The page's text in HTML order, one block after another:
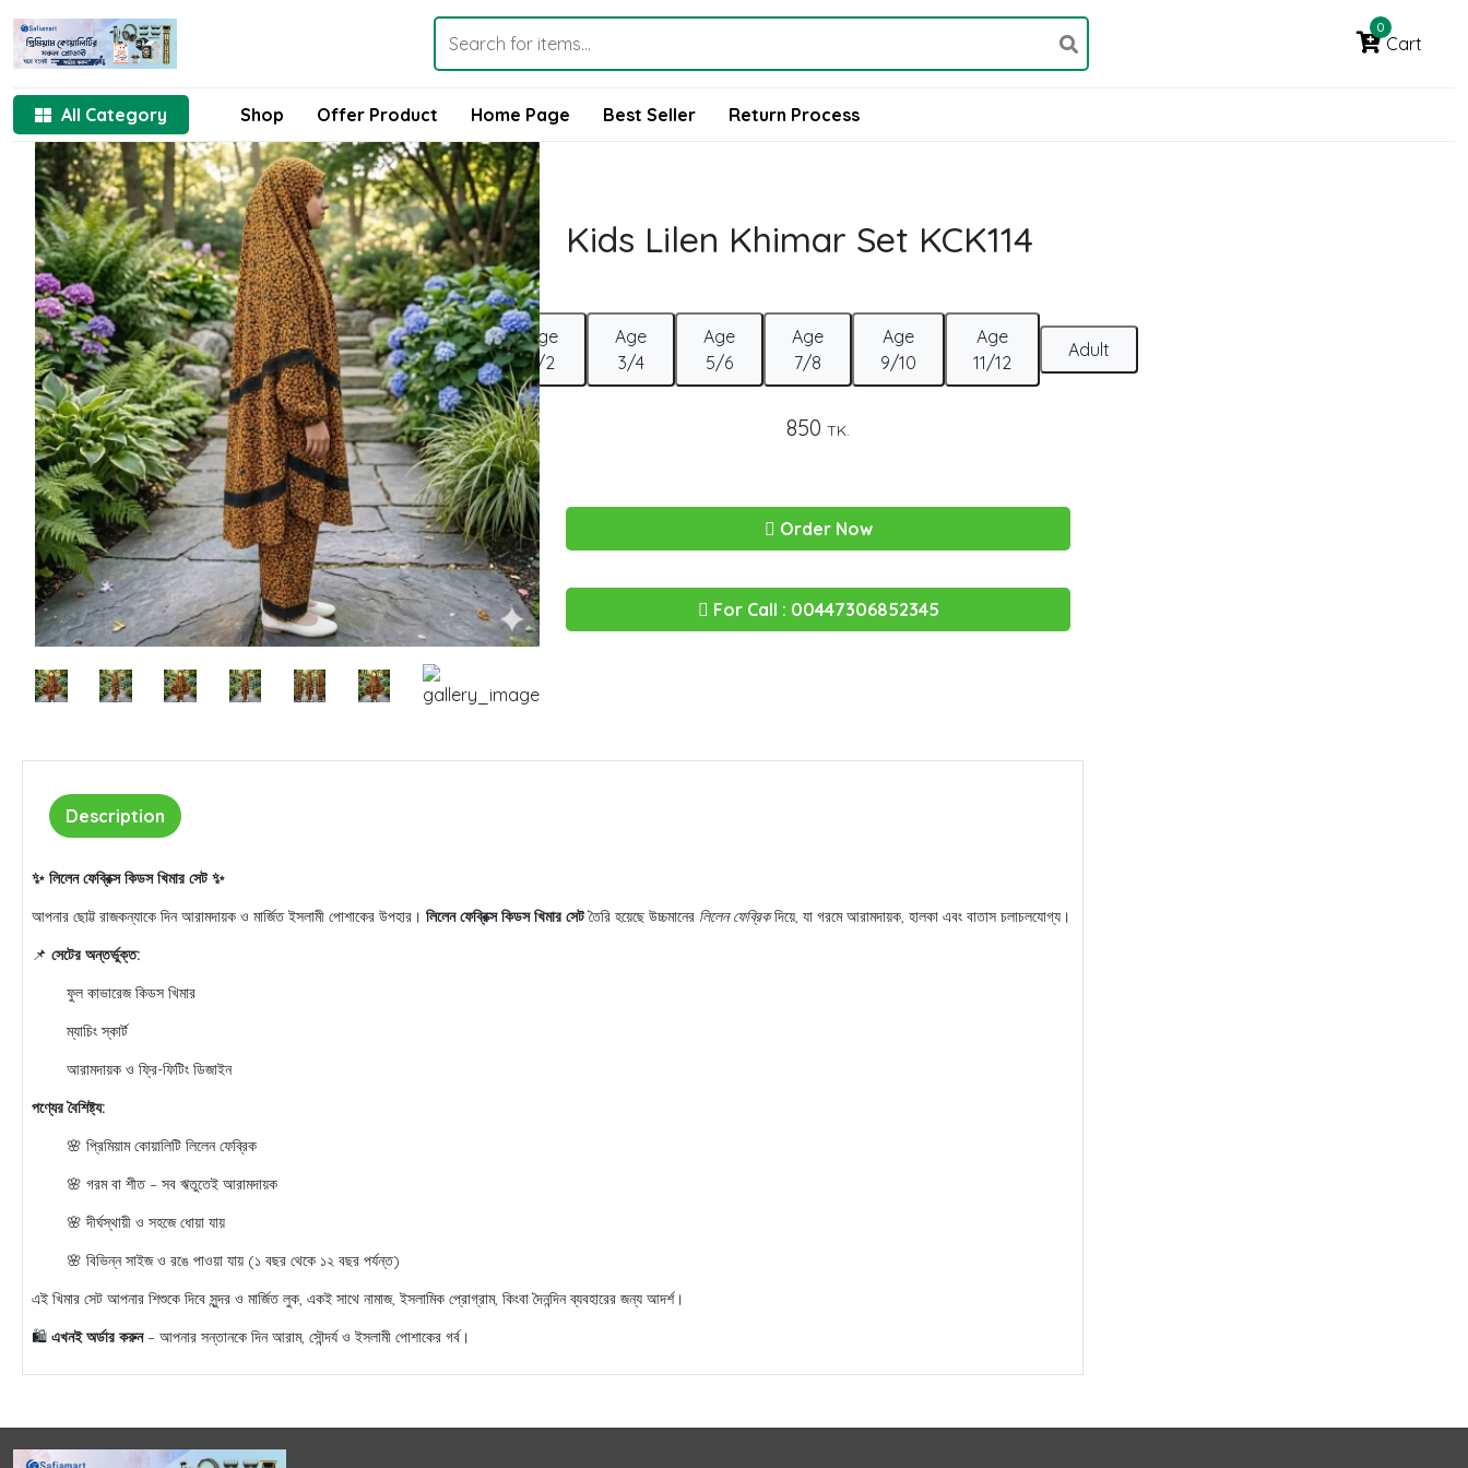
0
Cart
All Category Shop Offer Product Home Page Best Seller Return Process
Kids Lilen Khimar Set KCK114
Age
1/2
Age
3/4
Age
5/6
Age
7/8
Age
9/10
Age
11/12
Adult
850 TK.
Order Now
For Call : 00447306852345
Description
✨ লিলেন ফেব্রিক্স কিডস খিমার সেট ✨
আপনার ছোট্ট রাজকন্যাকে দিন আরামদায়ক ও মার্জিত ইসলামী পোশাকের উপহার। লিলেন ফেব্রিক্স কিডস খিমার সেটতৈরি হয়েছে উচ্চমানের লিলেন ফেব্রিকদিয়ে, যা গরমে আরামদায়ক, হালকা এবং বাতাস চলাচলযোগ্য।
📌 সেটের অন্তর্ভুক্ত:
ফুল কাভারেজ কিডস খিমার
ম্যাচিং স্কার্ট
আরামদায়ক ও ফ্রি-ফিটিং ডিজাইন
পণ্যের বৈশিষ্ট্য:
🌸 প্রিমিয়াম কোয়ালিটি লিলেন ফেব্রিক
🌸 গরম বা শীত – সব ঋতুতেই আরামদায়ক
🌸 দীর্ঘস্থায়ী ও সহজে ধোয়া যায়
🌸 বিভিন্ন সাইজ ও রঙে পাওয়া যায় (১ বছর থেকে ১২ বছর পর্যন্ত)
এই খিমার সেট আপনার শিশুকে দিবে সুন্দর ও মার্জিত লুক, একই সাথে নামাজ, ইসলামিক প্রোগ্রাম, কিংবা দৈনন্দিন ব্যবহারের জন্য আদর্শ।
🛍 এখনই অর্ডার করুন– আপনার সন্তানকে দিন আরাম, সৌন্দর্য ও ইসলামী পোশাকের গর্ব।